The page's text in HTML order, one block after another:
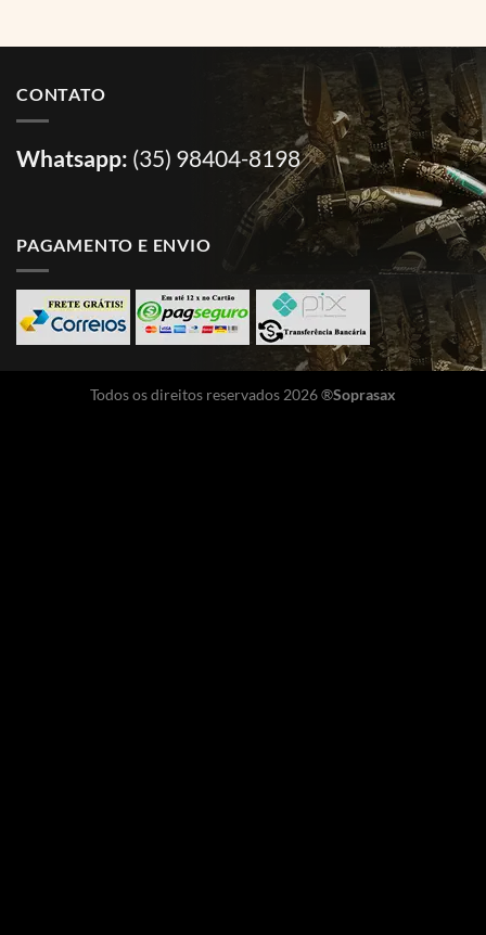
CONTATO
Whatsapp: (35) 98404-8198
PAGAMENTO E ENVIO
Todos os direitos reservados 2026 ®Soprasax